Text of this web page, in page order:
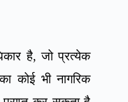
है, जो प्रत्येक
कोई भी नागरिक